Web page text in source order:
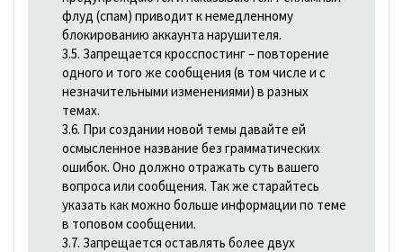
флуд (спам) приводит к немедленному
блокированию аккаунта нарушителя.
3.5. Запрещается кросспостинг – повторение
одного и того же сообщения (в том числе и с
незначительными изменениями) в разных
темах.
3.6. При создании новой темы давайте ей
осмысленное название без грамматических
ошибок. Оно должно отражать суть вашего
вопроса или сообщения. Так же старайтесь
указать как можно больше информации по теме
в топовом сообщении.
3.7. Запрещается оставлять более двух